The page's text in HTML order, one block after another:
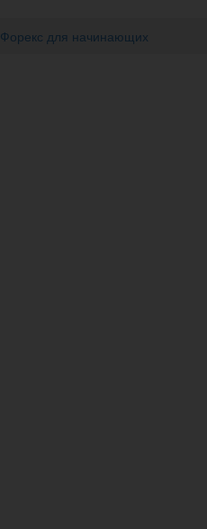
Форекс для начинающих